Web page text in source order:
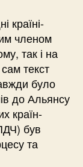
країні-
членом
так і на
текст
було
до Альянсу
країн-
був
та